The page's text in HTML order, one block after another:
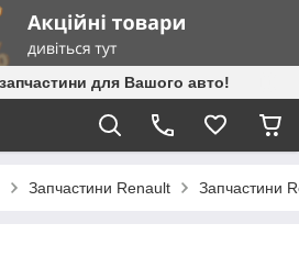
для Вашого авто!
Запчастини Renault Запчастини